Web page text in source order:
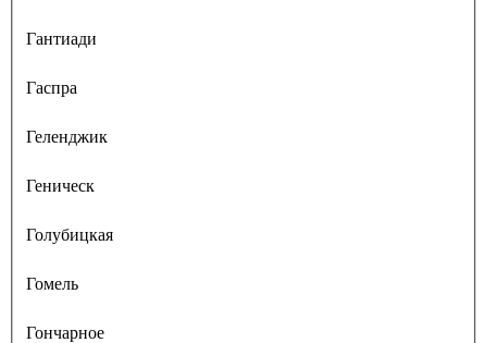
Гантиади
Гаспра
Геленджик
Геническ
Голубицкая
Гомель
Гончарное